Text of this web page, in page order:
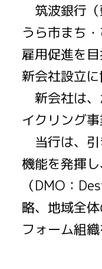
筑波銀行
うら市まち
雇用促進を
新会社設立
新会社は、
イクリング
当行は、引
機能を発揮
（DMO：
略、地域全
フォーム組織